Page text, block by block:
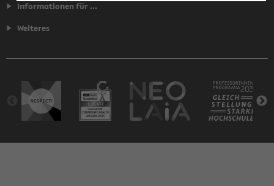
Informationen für ...
Weiteres